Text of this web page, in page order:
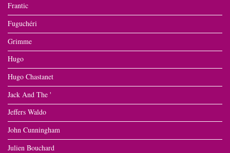
Frantic
Fuguchéri
Grimme
Hugo
Hugo Chastanet
Jack And The '
Jeffers Waldo
John Cunningham
Julien Bouchard